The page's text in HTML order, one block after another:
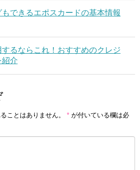
できるエポスカードの基本情報
するならこれ！おすすめのクレジ
紹介
ことはありません。 * が付いている欄は必